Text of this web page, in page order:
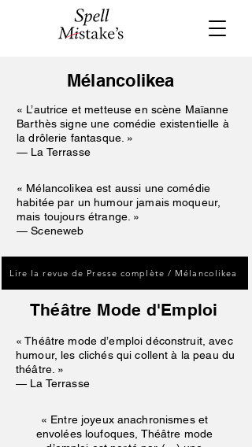
Mélancolikea
« L’autrice et metteuse en scène Maïanne
Barthès signe une comédie existentielle à
la drôlerie fantasque. »
— La Terrasse
« Mélancolikea est aussi une comédie
habitée par un humour jamais moqueur,
mais toujours étrange. »
— Sceneweb
Lire la revue de Presse complète / Mélancolikea
Théâtre Mode d'Emploi
« Théâtre mode d’emploi déconstruit, avec
humour, les clichés qui collent à la peau du
théâtre. »
— La Terrasse
« Entre joyeux anachronismes et
envolées loufoques, Théâtre mode